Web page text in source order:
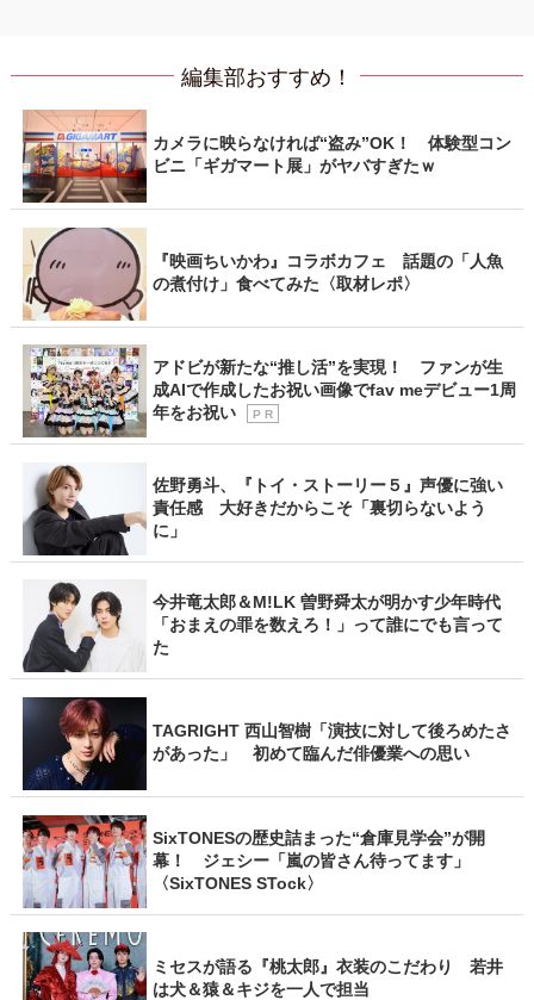
編集部おすすめ！
カメラに映らなければ“盗み”OK！ 体験型コン
ビニ「ギガマート展」がヤバすぎたｗ
『映画ちいかわ』コラボカフェ 話題の「人魚
の煮付け」食べてみた〈取材レポ〉
アドビが新たな“推し活”を実現！ ファンが生
成AIで作成したお祝い画像でfav meデビュー1周
年をお祝い
P R
佐野勇斗、『トイ・ストーリー５』声優に強い
責任感 大好きだからこそ「裏切らないよう
に」
今井竜太郎＆M!LK 曽野舜太が明かす少年時代
「おまえの罪を数えろ！」って誰にでも言って
た
TAGRIGHT 西山智樹「演技に対して後ろめたさ
があった」 初めて臨んだ俳優業への思い
SixTONESの歴史詰まった“倉庫見学会”が開
幕！ ジェシー「嵐の皆さん待ってます」
〈SixTONES STock〉
ミセスが語る『桃太郎』衣装のこだわり 若井
は犬＆猿＆キジを一人で担当